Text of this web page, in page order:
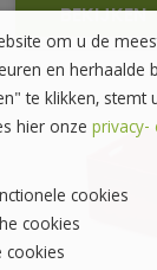
BEKIJKEN
om u de
en herhaalde
te klikken, stemt
hier onze privacy-
cookies
cookies
cookies